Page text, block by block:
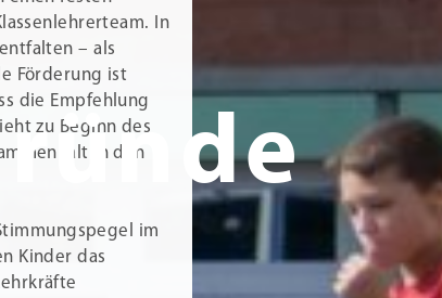
In
– als
Förderung ist
die Empfehlung
zu Beginn des
in den
im
Kinder das